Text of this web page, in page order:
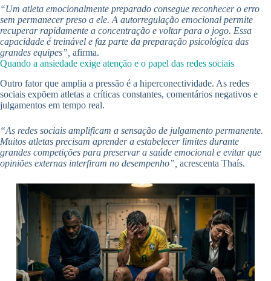
“Um atleta emocionalmente preparado consegue reconhecer o erro
sem permanecer preso a ele. A autorregulação emocional permite
recuperar rapidamente a concentração e voltar para o jogo. Essa
capacidade é treinável e faz parte da preparação psicológica das
grandes equipes”, afirma.
Quando a ansiedade exige atenção e o papel das redes sociais
Outro fator que amplia a pressão é a hiperconectividade. As redes
sociais expõem atletas a críticas constantes, comentários negativos e
julgamentos em tempo real.
“As redes sociais amplificam a sensação de julgamento permanente.
Muitos atletas precisam aprender a estabelecer limites durante
grandes competições para preservar a saúde emocional e evitar que
opiniões externas interfiram no desempenho”, acrescenta Thaís.